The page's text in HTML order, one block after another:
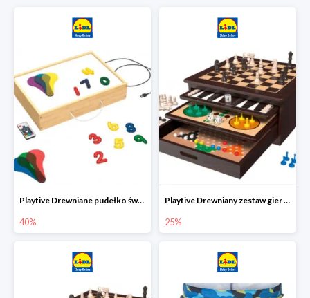
Playtive Drewniane pudełko świetlne MONTESSORI
40%
Playtive Drewniany zestaw gier 10 w 1
25%